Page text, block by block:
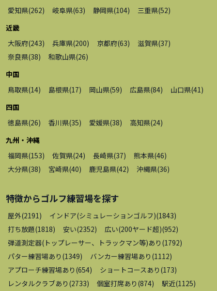
愛知県(262) 岐阜県(63) 静岡県(104) 三重県(52)
近畿
大阪府(243) 兵庫県(200) 京都府(63) 滋賀県(37)
奈良県(38) 和歌山県(26)
中国
鳥取県(14) 島根県(17) 岡山県(59) 広島県(84) 山口県(41 )
四国
徳島県(26) 香川県(35) 愛媛県(38) 高知県(24)
九州・沖縄
福岡県(153) 佐賀県(24) 長崎県(37) 熊本県(46)
大分県(38) 宮崎県(40) 鹿児島県(42) 沖縄県(36)
特徴からゴルフ練習場を探す
屋外(2191 ) インドア(シミュレーションゴルフ)(1843)
打ち放題(1818) 安い(2352) 広い(200ヤード超)(952)
弾道測定器(トップレーサー、トラックマン等)あり (1792)
パター練習場あり (1349) バンカー練習場あり (1112)
アプローチ練習場あり (654) ショートコースあり (173)
レンタルクラブあり (2733) 個室打席あり (874) 駅近(1125)